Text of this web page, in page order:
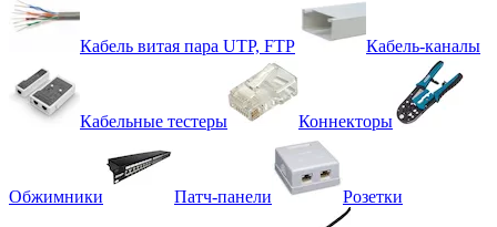
Кабель витая пара UTP, FTP Кабель-каналы
Кабельные тестеры Коннекторы
Обжимники Патч-панели Розетки